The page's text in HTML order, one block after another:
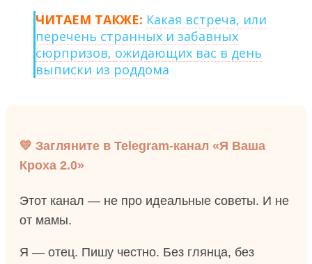
ЧИТАЕМ ТАКЖЕ: Какая встреча, или
перечень странных и забавных
сюрпризов, ожидающих вас в день
выписки из роддома
💛 Загляните в Telegram-канал «Я Ваша
Кроха 2.0»
Этот канал — не про идеальные советы. И не
от мамы.
Я — отец. Пишу честно. Без глянца, без